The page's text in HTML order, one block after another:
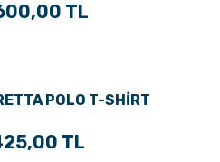
TL
POLO T-SHİRT
TL